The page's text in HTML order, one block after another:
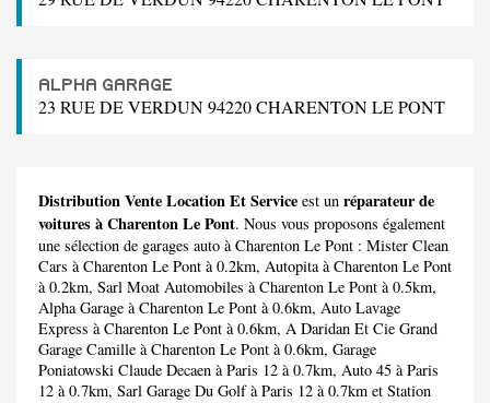
ALPHA GARAGE
23 RUE DE VERDUN 94220 CHARENTON LE PONT
Distribution Vente Location Et Service est un réparateur de
voitures à Charenton Le Pont. Nous vous proposons également
une sélection de garages auto à Charenton Le Pont : Mister Clean
Cars à Charenton Le Pont à 0.2km, Autopitaà Charenton Le Pont
à 0.2km, Sarl Moat Automobiles à Charenton Le Pont à 0.5km,
Alpha Garage à Charenton Le Pont à 0.6km, Auto Lavage
Express à Charenton Le Pont à 0.6km, A Daridan Et Cie Grand
Garage Camille à Charenton Le Pont à 0.6km, Garage
Poniatowski Claude Decaen à Paris 12 à 0.7km, Auto 45 à Paris
12 à 0.7km, Sarl Garage Du Golfà Paris 12 à 0.7km et Station